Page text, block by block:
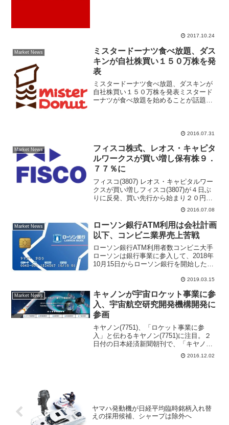
2017.10.24
Market News
ミスタードーナツ食べ放題、ダス
キンが自社株買い１５０万株を発
表
ミスタードーナツ食べ放題、ダスキンが
自社株買い１５０万株を発表ミスタード
ーナツが食べ放題を始めることが話題に
2016.07.31
Market News
フィスコ株式、レオス・キャピタ
ルワークスが買い増し保有株９．
７７％に
フィスコ(3807) レオス・キャピタルワー
クスが買い増しフィスコ(3807)が４日ぶ
りに反発、買い先行から始まり２０円高
の３１９円まで上昇する場面もあった。
３月高値、６５７円から株価は２５１円
まで下落したために上値はシコリが残っ
て重たい状...
2016.07.08
Market News
ローソン銀行ATM利用は会社計画
以下、コンビニ業界売上苦戦
ローソン銀行ATM利用者数コンビニ大手
ローソンは銀行事業に参入して、2018年
10月15日からローソン銀行を開始した。
は、セブン＆アイホールディングス傘下
のセブン銀行(8410)、イオン(8267)傘下の
イ...
2019.03.15
Market News
キャノンが宇宙ロケット事業に参
入、宇宙航空研究開発機構開発に
参画
キヤノン(7751)、「ロケット事業に参
入」と伝わるキヤノン(7751)に注目。２
日付の日本経済新聞朝刊で、「キヤノン
は宇宙ロケット事業に参入する」と伝え
られた。報道によると、「宇宙航空研究
2016.12.02
ヤマハ発動機が日経平均臨時銘柄入れ替
えの採用候補、シャープは除外へ